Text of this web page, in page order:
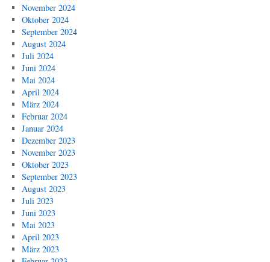
November 2024
Oktober 2024
September 2024
August 2024
Juli 2024
Juni 2024
Mai 2024
April 2024
März 2024
Februar 2024
Januar 2024
Dezember 2023
November 2023
Oktober 2023
September 2023
August 2023
Juli 2023
Juni 2023
Mai 2023
April 2023
März 2023